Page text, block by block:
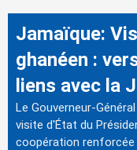
Jamaïque:
ghanéen :
liens avec la
Le Gouverneur-
visite d'État du
coopération renforcée